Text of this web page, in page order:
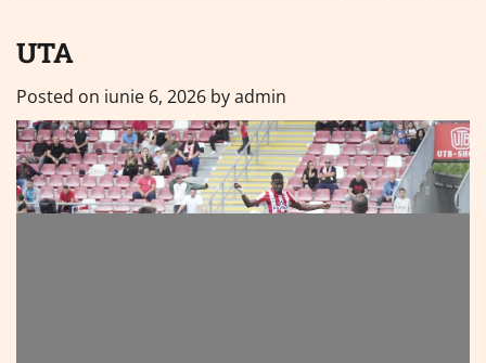
UTA
Posted on iunie 6, 2026 byadmin